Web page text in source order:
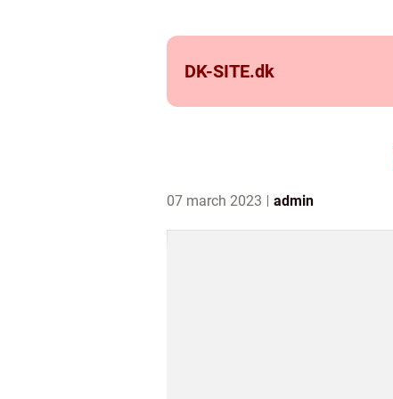
DK-SITE.dk
07 march 2023 admin